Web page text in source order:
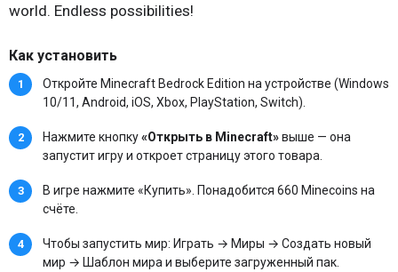
world. Endless possibilities!
Как установить
Откройте Minecraft Bedrock Edition на устройстве (Windows
10/11, Android, iOS, Xbox, PlayStation, Switch).
Нажмите кнопку«Открыть в Minecraft»выше — она
запустит игру и откроет страницу этого товара.
В игре нажмите «Купить». Понадобится 660 Minecoins на
счёте.
Чтобы запустить мир: Играть → Миры → Создать новый
мир → Шаблон мира и выберите загруженный пак.